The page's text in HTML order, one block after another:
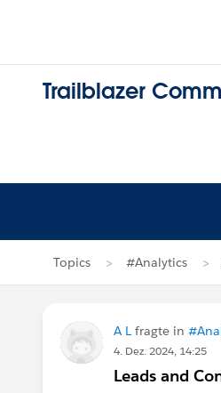
Trailblazer
Topics #Analytics
A L fragte in
4. Dez. 2024, 14:25
Leads and